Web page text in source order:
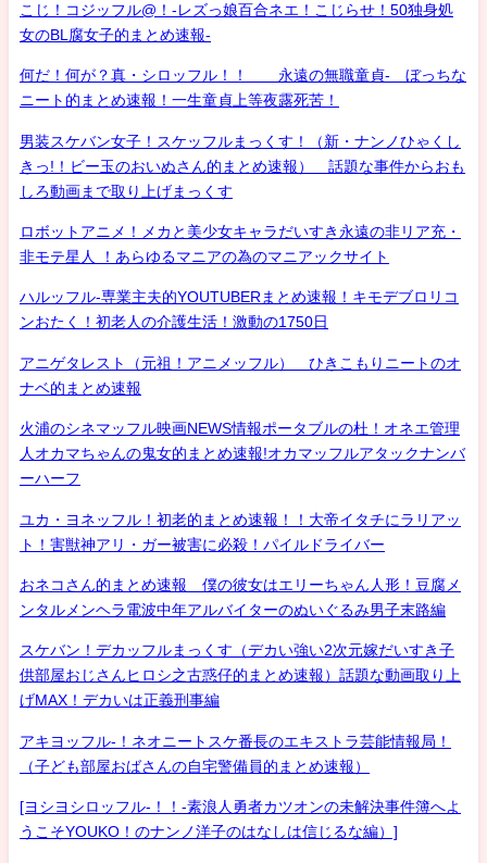
こじ！コジッフル@！-レズっ娘百合ネエ！こじらせ！50独身処
女のBL腐女子的まとめ速報-
何だ！何が？真・シロッフル！！ 永遠の無職童貞- ぼっちな
ニート的まとめ速報！一生童貞上等夜露死苦！
男装スケバン女子！スケッフルまっくす！（新・ナンノひゃくし
きっ!！ビー玉のおいぬさん的まとめ速報） 話題な事件からおも
しろ動画まで取り上げまっくす
ロボットアニメ！メカと美少女キャラだいすき永遠の非リア充・
非モテ星人 ！あらゆるマニアの為のマニアックサイト
ハルッフル-専業主夫的YOUTUBERまとめ速報！キモデブロリコ
ンおたく！初老人の介護生活！激動の1750日
アニゲタレスト（元祖！アニメッフル） ひきこもりニートのオ
ナベ的まとめ速報
火浦のシネマッフル映画NEWS情報ポータブルの杜！オネエ管理
人オカマちゃんの鬼女的まとめ速報!オカマッフルアタックナンバ
ーハーフ
ユカ・ヨネッフル！初老的まとめ速報！！大帝イタチにラリアッ
ト！害獣神アリ・ガー被害に必殺！パイルドライバー
おネコさん的まとめ速報 僕の彼女はエリーちゃん人形！豆腐メ
ンタルメンヘラ電波中年アルバイターのぬいぐるみ男子末路編
スケバン！デカッフルまっくす（デカい強い2次元嫁だいすき子
供部屋おじさんヒロシ之古惑仔的まとめ速報）話題な動画取り上
げMAX！デカいは正義刑事編
アキヨッフル-！ネオニートスケ番長のエキストラ芸能情報局！
（子ども部屋おばさんの自宅警備員的まとめ速報）
[ヨシヨシロッフル-！！-素浪人勇者カツオンの未解決事件簿へよ
うこそYOUKO！のナンノ洋子のはなしは信じるな編）]